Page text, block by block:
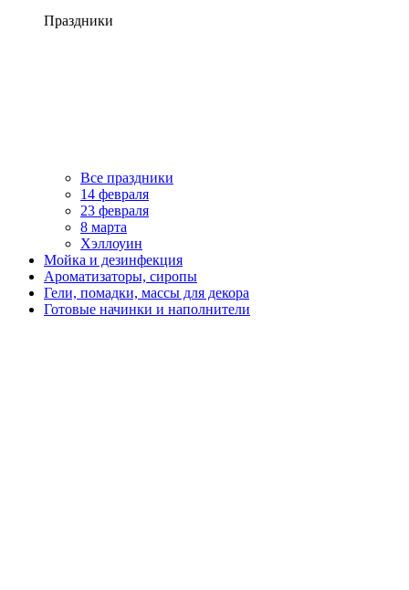
Праздники
Все праздники
14 февраля
23 февраля
8 марта
Хэллоуин
Мойка и дезинфекция
Ароматизаторы, сиропы
Гели, помадки, массы для декора
Готовые начинки и наполнители